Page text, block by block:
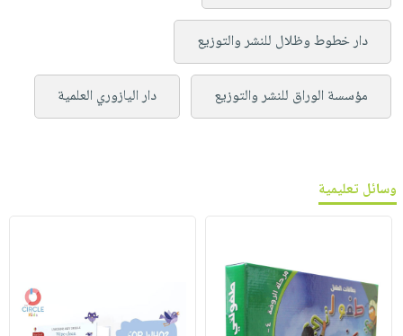
دار خطوط وظلال للنشر والتوزيع
مؤسسة الوراق للنشر والتوزيع دار اليازوري العلمية
وسائل تعليمية